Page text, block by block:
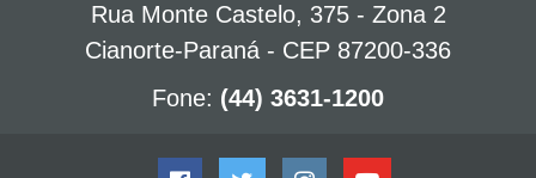
Rua Monte Castelo, 375 - Zona 2
Cianorte-Paraná - CEP 87200-336
Fone: (44) 3631-1200